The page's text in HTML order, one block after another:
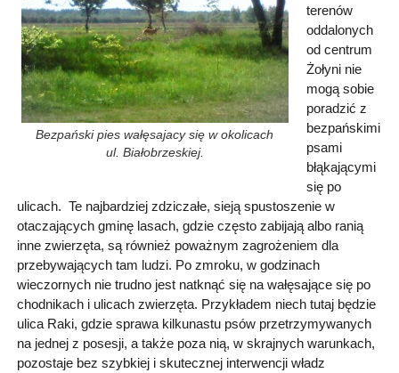
Bezpański pies wałęsajacy się w okolicach
ul. Białobrzeskiej.
terenów
oddalonych
od centrum
Żołyni nie
mogą sobie
poradzić z
bezpańskimi
psami
błąkającymi
się po
ulicach. Te najbardziej zdziczałe, sieją spustoszenie w
otaczających gminę lasach, gdzie często zabijają albo ranią
inne zwierzęta, są również poważnym zagrożeniem dla
przebywających tam ludzi. Po zmroku, w godzinach
wieczornych nie trudno jest natknąć się na wałęsające się po
chodnikach i ulicach zwierzęta. Przykładem niech tutaj będzie
ulica Raki, gdzie sprawa kilkunastu psów przetrzymywanych
na jednej z posesji, a także poza nią, w skrajnych warunkach,
pozostaje bez szybkiej i skutecznej interwencji władz